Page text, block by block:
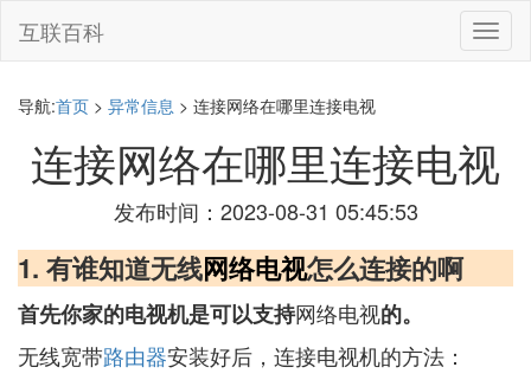
切
换
互联百科
导航:首页 > 异常信息 > 连接网络在哪里连接电视
连接网络在哪里连接电视
发布时间：2023-08-31 05:45:53
1. 有谁知道无线网络电视怎么连接的啊
首先你家的电视机是可以支持网络电视的。
无线宽带路由器安装好后，连接电视机的方法：